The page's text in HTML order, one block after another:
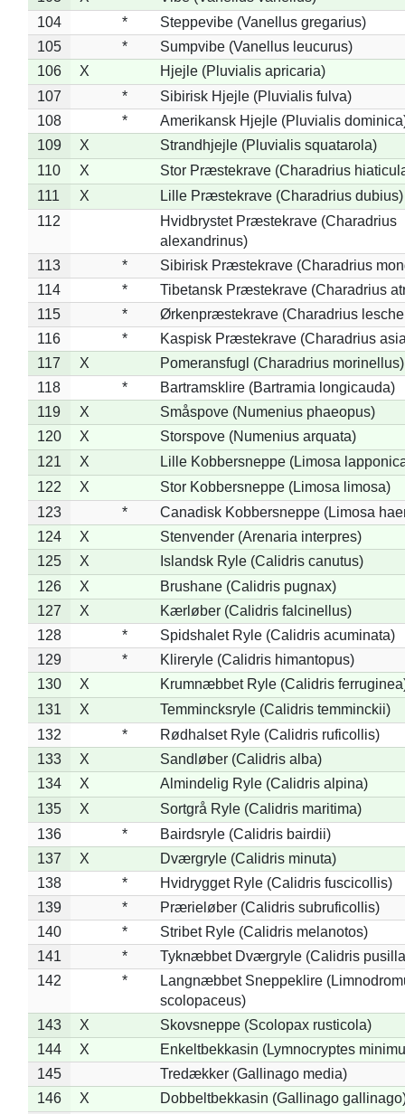
104
*
Steppevibe (Vanellus gregarius)
105
*
Sumpvibe (Vanellus leucurus)
106
X
Hjejle (Pluvialis apricaria)
107
*
Sibirisk Hjejle (Pluvialis fulva)
108
*
Amerikansk Hjejle (Pluvialis
109
X
Strandhjejle (Pluvialis squatarola)
110
X
Stor Præstekrave (Charadrius
111
X
Lille Præstekrave (Charadrius dubius)
112
Hvidbrystet Præstekrave (Charadrius
alexandrinus)
113
*
Sibirisk Præstekrave (Charadrius
114
*
Tibetansk Præstekrave (Charadrius
115
*
Ørkenpræstekrave (Charadrius
116
*
Kaspisk Præstekrave (Charadrius
117
X
Pomeransfugl (Charadrius morinellus)
118
*
Bartramsklire (Bartramia longicauda)
119
X
Småspove (Numenius phaeopus)
120
X
Storspove (Numenius arquata)
121
X
Lille Kobbersneppe (Limosa
122
X
Stor Kobbersneppe (Limosa limosa)
123
*
Canadisk Kobbersneppe (Limosa
124
X
Stenvender (Arenaria interpres)
125
X
Islandsk Ryle (Calidris canutus)
126
X
Brushane (Calidris pugnax)
127
X
Kærløber (Calidris falcinellus)
128
*
Spidshalet Ryle (Calidris acuminata)
129
*
Klireryle (Calidris himantopus)
130
X
Krumnæbbet Ryle (Calidris
131
X
Temmincksryle (Calidris temminckii)
132
*
Rødhalset Ryle (Calidris ruficollis)
133
X
Sandløber (Calidris alba)
134
X
Almindelig Ryle (Calidris alpina)
135
X
Sortgrå Ryle (Calidris maritima)
136
*
Bairdsryle (Calidris bairdii)
137
X
Dværgryle (Calidris minuta)
138
*
Hvidrygget Ryle (Calidris fuscicollis)
139
*
Prærieløber (Calidris subruficollis)
140
*
Stribet Ryle (Calidris melanotos)
141
*
Tyknæbbet Dværgryle (Calidris
142
*
Langnæbbet Sneppeklire
scolopaceus)
143
X
Skovsneppe (Scolopax rusticola)
144
X
Enkeltbekkasin (Lymnocryptes
145
Tredækker (Gallinago media)
146
X
Dobbeltbekkasin (Gallinago